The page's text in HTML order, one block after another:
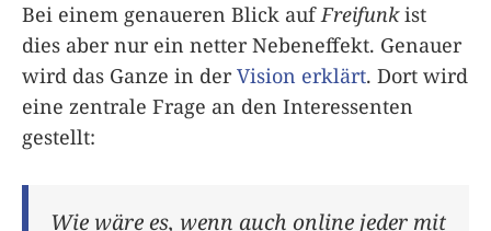
Bei einem genaueren Blick aufFreifunkist
dies aber nur ein netter Nebeneffekt. Genauer
wird das Ganze in derVision erklärt. Dort wird
eine zentrale Frage an den Interessenten
gestellt:
Wie wäre es, wenn auch online jeder mit